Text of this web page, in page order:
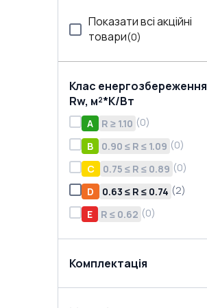
Показати всі акційні
товари(0)
Клас енергозбереження
Rw, м²*K/Вт
A R ≥ 1.10 (0)
B
0.90 ≤ R ≤ 1.09 (0)
C
0.75 ≤ R ≤ 0.89 (0)
D
0.63 ≤ R ≤ 0.74 (2)
E
R ≤ 0.62 (0)
Комплектація